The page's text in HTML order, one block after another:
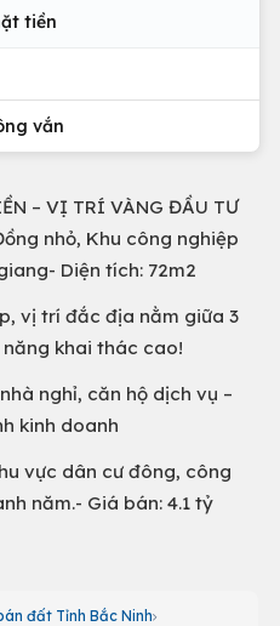
tiền
vắn
– VỊ TRÍ VÀNG ĐẦU TƯ
nhỏ, Khu công nghiệp
Diện tích: 72m2
vị trí đắc địa nằm giữa 3
khai thác cao!
nghỉ, căn hộ dịch vụ –
kinh doanh
vực dân cư đông, công
năm.- Giá bán: 4.1 tỷ
đất Tỉnh Bắc Ninh